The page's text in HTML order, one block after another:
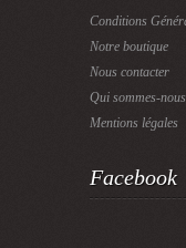
Conditions
Notre boutique
Nous contacter
Qui sommes-
Mentions légales
Facebook